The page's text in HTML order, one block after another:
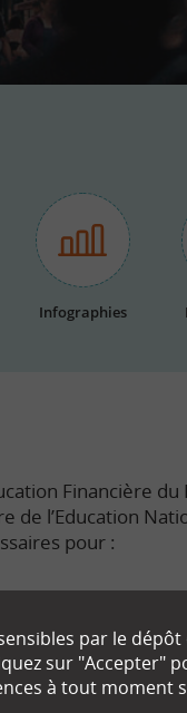
Infographies
Financière du
l’Education
pour :
lequel nous vivons.
qui nous
par le
sur "Accepter"
à tout moment